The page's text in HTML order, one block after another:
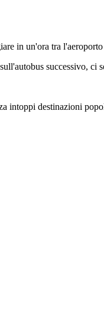
in un'ora tra
successivo, ci
intoppi destinazioni